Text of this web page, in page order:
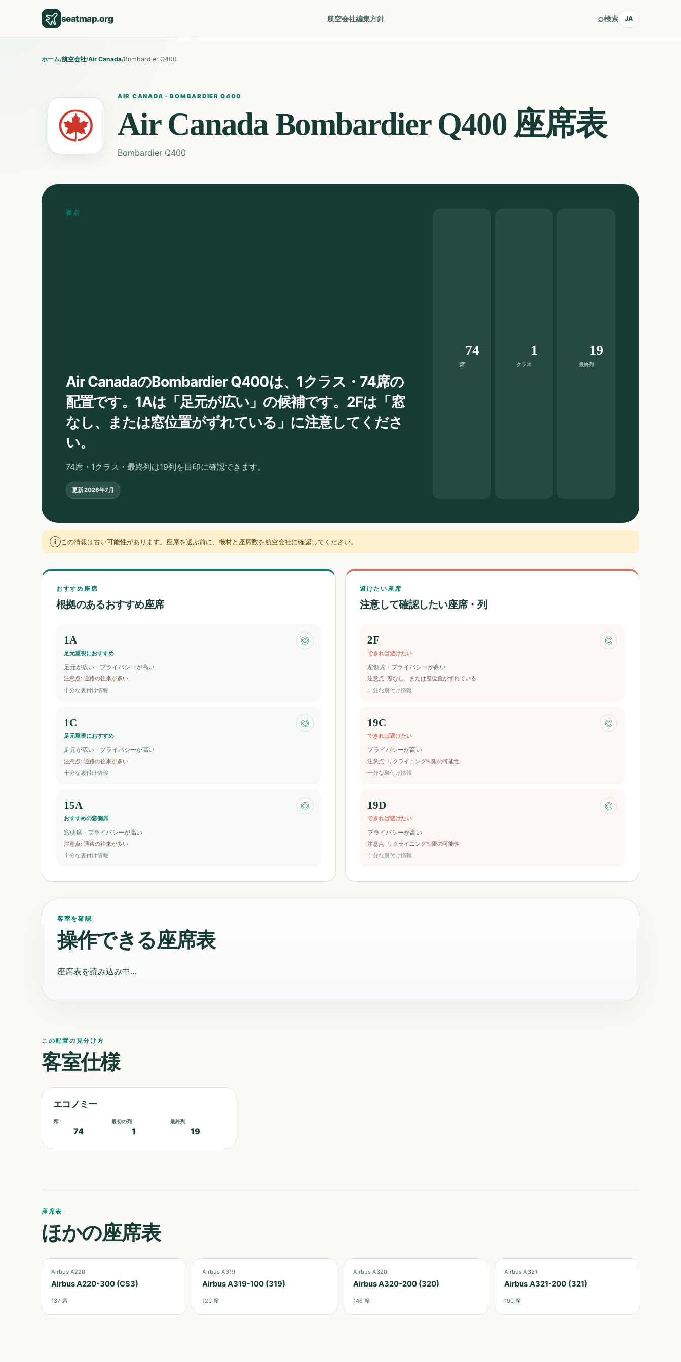
seatmap.org 航空会社編集方針 ⌕検索 JA
ホーム/航空会社/Air Canada/Bombardier Q400
AIR CANADA ·BOMBARDIER Q400
Air Canada Bombardier Q400 座席表
Bombardier Q400
要点
Air CanadaのBombardier Q400は、1クラス・74席の
配置です。1Aは「足元が広い」の候補です。2Fは「窓
なし、または窓位置がずれている」に注意してくださ
い。
74席・1クラス・最終列は19列を目印に確認できます。
更新2026年7月
席
74
クラス
1
最終列
19
i この情報は古い可能性があります。座席を選ぶ前に、機材と座席数を航空会社に確認してください。
おすすめ座席
根拠のあるおすすめ座席
1A
足元重視におすすめ
◎
足元が広い · プライバシーが高い
注意点: 通路の往来が多い
十分な裏付け情報
1C
足元重視におすすめ
◎
足元が広い · プライバシーが高い
注意点: 通路の往来が多い
十分な裏付け情報
15A
おすすめの窓側席
◎
窓側席 · プライバシーが高い
注意点: 通路の往来が多い
十分な裏付け情報
避けたい座席
注意して確認したい座席・列
2F
できれば避けたい
◎
窓側席 · プライバシーが高い
注意点: 窓なし、または窓位置がずれている
十分な裏付け情報
19C
できれば避けたい
◎
プライバシーが高い
注意点: リクライニング制限の可能性
十分な裏付け情報
19D
できれば避けたい
◎
プライバシーが高い
注意点: リクライニング制限の可能性
十分な裏付け情報
客室を確認
操作できる座席表
座席表を読み込み中…
この配置の見分け方
客室仕様
エコノミー
席
74
最初の列
1
最終列
19
座席表
ほかの座席表
Airbus A220
Airbus A220-300 (CS3)
137 席
Airbus A319
Airbus A319-100 (319)
120 席
Airbus A320
Airbus A320-200 (320)
146 席
Airbus A321
Airbus A321-200 (321)
190 席